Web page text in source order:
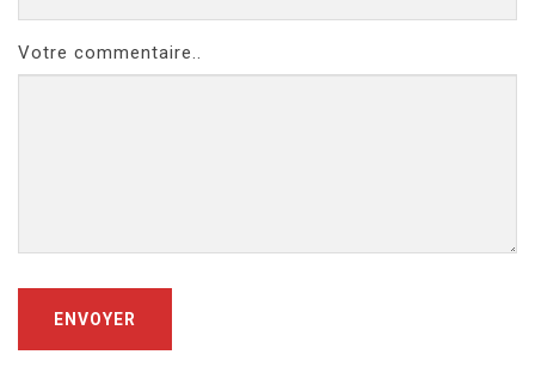
Votre commentaire..
ENVOYER